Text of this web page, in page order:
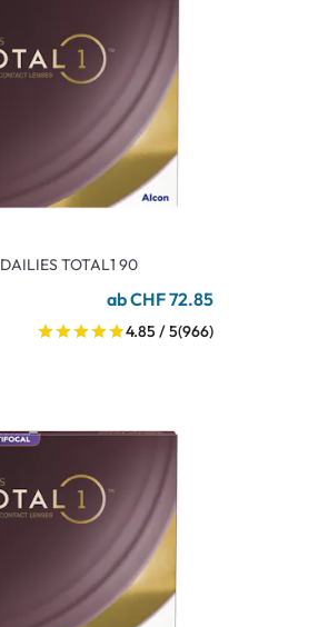
DAILIES TOTAL1 90
ab CHF 72.85
4.85 / 5(966)